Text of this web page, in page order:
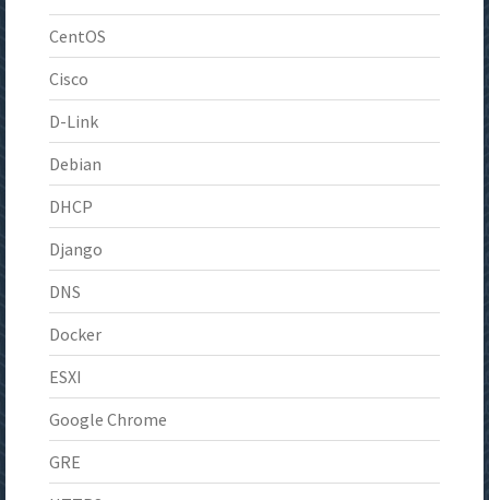
CentOS
Cisco
D-Link
Debian
DHCP
Django
DNS
Docker
ESXI
Google Chrome
GRE